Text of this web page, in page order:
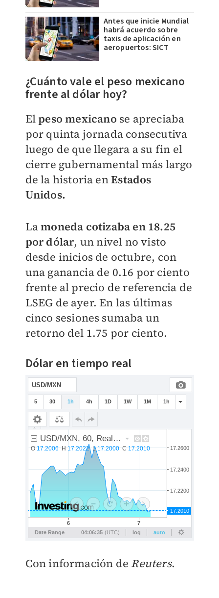
Antes que inicie Mundial
habrá acuerdo sobre
taxis de aplicación en
aeropuertos: SICT
¿Cuánto vale el peso mexicano
frente al dólar hoy?
Elpeso mexicano se apreciaba
por quinta jornada consecutiva
luego de que llegara a su fin el
cierre gubernamental más largo
de la historia enEstados
Unidos.
Lamoneda cotizaba en 18.25
por dólar, un nivel no visto
desde inicios de octubre, con
una ganancia de 0.16 por ciento
frente al precio de referencia de
LSEG de ayer. En las últimas
cinco sesiones sumaba un
retorno del 1.75 por ciento.
Dólar en tiempo real
Con información de Reuters.